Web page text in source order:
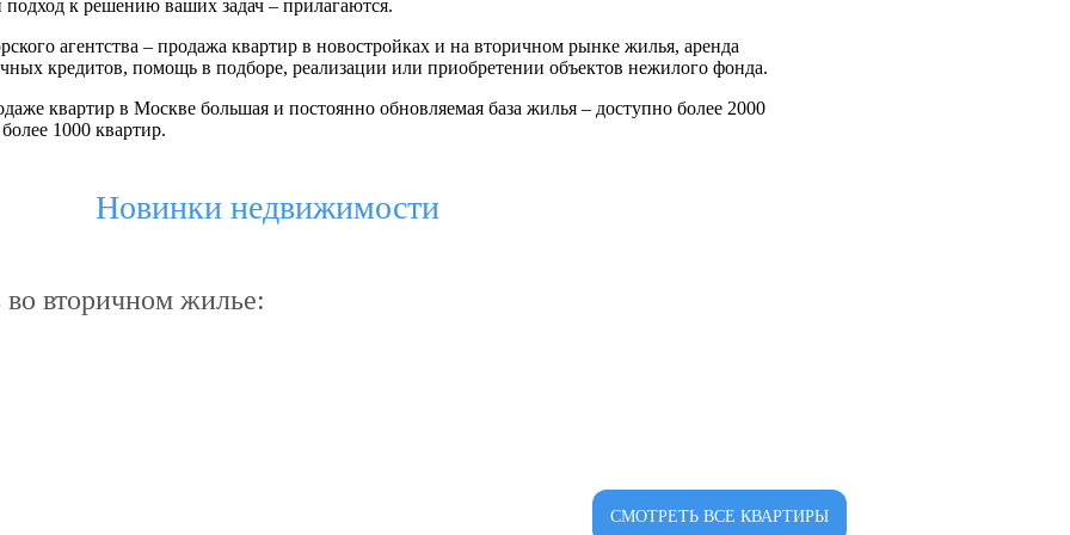
к решению ваших задач – прилагаются.
агентства – продажа квартир в новостройках и на вторичном рынке жилья, аренда
кредитов, помощь в подборе, реализации или приобретении объектов нежилого фонда.
квартир в Москве большая и постоянно обновляемая база жилья – доступно более 2000
1000 квартир.
Новинки недвижимости
вторичном жилье:
СМОТРЕТЬ ВСЕ КВАРТИРЫ